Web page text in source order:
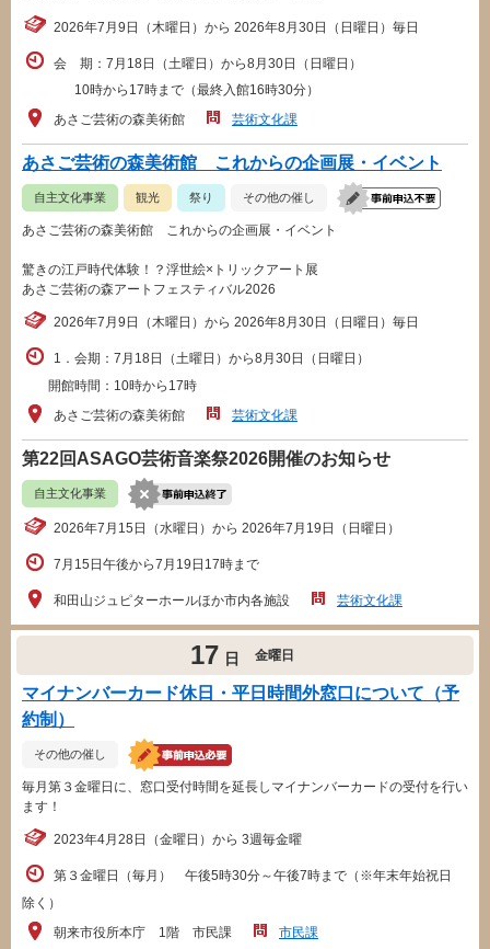
2026年7月9日（木曜日）から 2026年8月30日（日曜日）毎日
会 期：7月18日（土曜日）から8月30日（日曜日）
10時から17時まで（最終入館16時30分）
あさご芸術の森美術館
芸術文化課
あさご芸術の森美術館 これからの企画展・イベント
自主文化事業 観光 祭り その他の催し
あさご芸術の森美術館 これからの企画展・イベント
驚きの江戸時代体験！？浮世絵×トリックアート展
あさご芸術の森アートフェスティバル2026
2026年7月9日（木曜日）から 2026年8月30日（日曜日）毎日
1．会期：7月18日（土曜日）から8月30日（日曜日）
開館時間：10時から17時
あさご芸術の森美術館
芸術文化課
第22回ASAGO芸術音楽祭2026開催のお知らせ
自主文化事業
2026年7月15日（水曜日）から 2026年7月19日（日曜日）
7月15日午後から7月19日17時まで
和田山ジュピターホールほか市内各施設 芸術文化課
17 日 金曜日
マイナンバーカード休日・平日時間外窓口について（予
約制）
その他の催し
毎月第３金曜日に、窓口受付時間を延長しマイナンバーカードの受付を行い
ます！
2023年4月28日（金曜日）から 3週毎金曜
第３金曜日（毎月） 午後5時30分～午後7時まで（※年末年始祝日
除く）
朝来市役所本庁 1階 市民課
市民課